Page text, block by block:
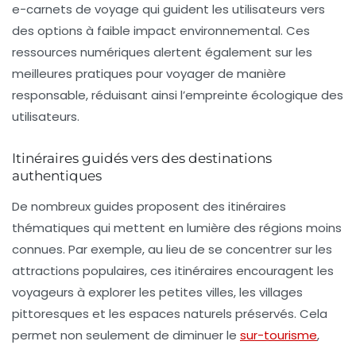
e-carnets de voyage qui guident les utilisateurs vers
des options à faible impact environnemental. Ces
ressources numériques alertent également sur les
meilleures pratiques pour voyager de manière
responsable, réduisant ainsi l’empreinte écologique des
utilisateurs.
Itinéraires guidés vers des destinations
authentiques
De nombreux guides proposent des itinéraires
thématiques qui mettent en lumière des régions moins
connues. Par exemple, au lieu de se concentrer sur les
attractions populaires, ces itinéraires encouragent les
voyageurs à explorer les petites villes, les villages
pittoresques et les espaces naturels préservés. Cela
permet non seulement de diminuer le sur-tourisme,